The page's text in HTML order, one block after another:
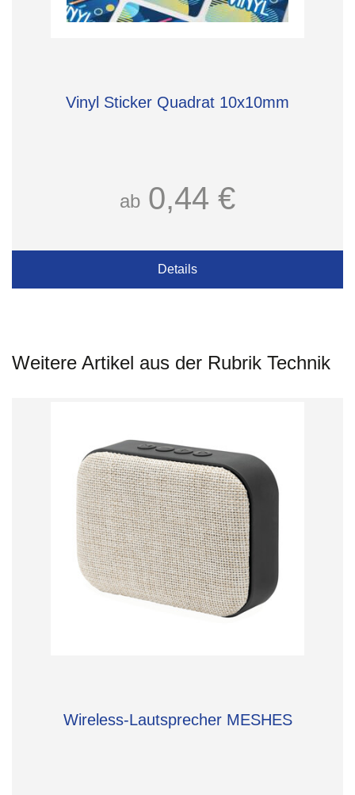
Vinyl Sticker Quadrat 10x10mm
ab 0,44 €
Details
Weitere Artikel aus der Rubrik Technik
Wireless-Lautsprecher MESHES